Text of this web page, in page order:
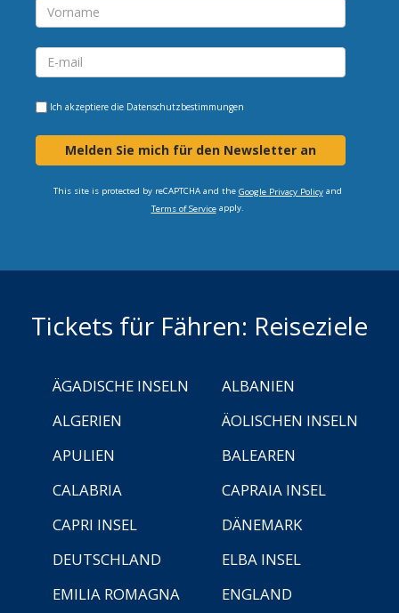
Ich akzeptiere die Datenschutzbestimmungen
Melden Sie mich für den Newsletter an
This site is protected by reCAPTCHA and the Google Privacy Policyand
Terms of Serviceapply.
Tickets für Fähren: Reiseziele
ÄGADISCHE INSELN
ALBANIEN
ALGERIEN
ÄOLISCHEN INSELN
APULIEN
BALEAREN
CALABRIA
CAPRAIA INSEL
CAPRI INSEL
DÄNEMARK
DEUTSCHLAND
ELBA INSEL
EMILIA ROMAGNA
ENGLAND